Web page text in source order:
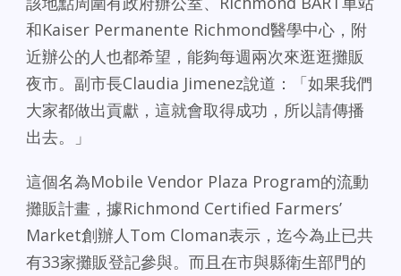
和Kaiser Permanente Richmond醫學中心，附
近辦公的人也都希望，能夠每週兩次來逛逛攤販
夜市。副市長Claudia Jimenez說道：「如果我們
大家都做出貢獻，這就會取得成功，所以請傳播
出去。」
這個名為Mobile Vendor Plaza Program的流動
攤販計畫，據Richmond Certified Farmers’
Market創辦人Tom Cloman表示，迄今為止已共
有33家攤販登記參與。而且在市與縣衛生部門的